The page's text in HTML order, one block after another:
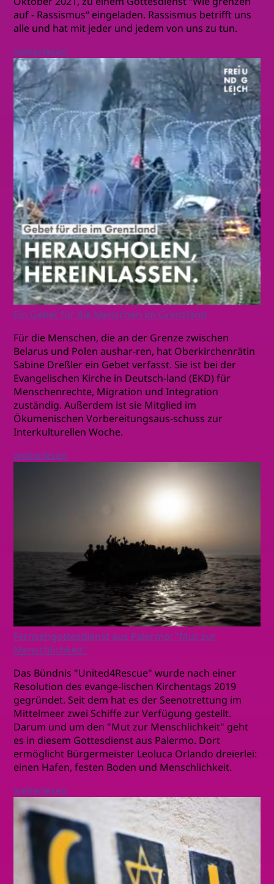
auf - Rassismus“ eingeladen. Rassismus betrifft uns
alle und hat mit jeder und jedem von uns zu tun.
weiterlesen
Ein Gebet für die Menschen im Grenzland
Für die Menschen, die an der Grenze zwischen
Belarus und Polen aushar-ren, hat Oberkirchenrätin
Sabine Dreßler ein Gebet verfasst. Sie ist bei der
Evangelischen Kirche in Deutsch-land (EKD) für
Menschenrechte, Migration und Integration
zuständig. Außerdem ist sie Mitglied im
Ökumenischen Vorbereitungsaus-schuss zur
Interkulturellen Woche.
weiterlesen
Fernsehgottesdienst aus Palermo: "Mut zur
Menschlichkeit"
Das Bündnis "United4Rescue" wurde nach einer
Resolution des evange-lischen Kirchentags 2019
gegründet. Seit dem hat es der Seenotrettung im
Mittelmeer zwei Schiffe zur Verfügung gestellt.
Darum und um den "Mut zur Menschlichkeit" geht
es in diesem Gottesdienst aus Palermo. Dort
ermöglicht Bürgermeister Leoluca Orlando dreierlei:
einen Hafen, festen Boden und Menschlichkeit.
weiterlesen